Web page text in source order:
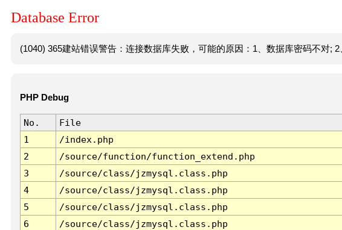
Database Error
(1040) 365建站错误警告：连接数据库失败，可能的原因：1、数据库密码不对; 2
PHP Debug
No. File
1
/index.php
2
/source/function/function_extend.php
3
/source/class/jzmysql.class.php
4
/source/class/jzmysql.class.php
5
/source/class/jzmysql.class.php
6
/source/class/jzmysql.class.php